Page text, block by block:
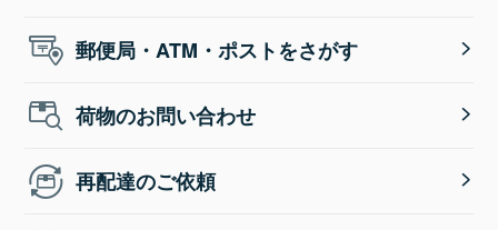
郵便局・ATM・ポストをさがす
荷物のお問い合わせ
再配達のご依頼